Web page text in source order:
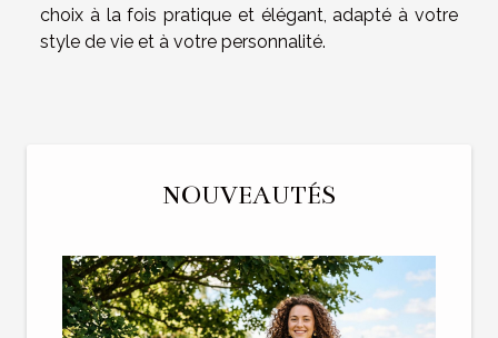
choix à la fois pratique et élégant, adapté à votre
style de vie et à votre personnalité.
NOUVEAUTÉS